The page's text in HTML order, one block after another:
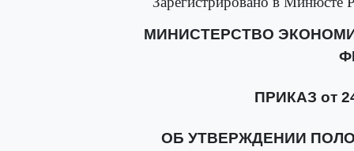
МИНИСТЕРСТВО
ПРИКАЗ от
ОБ УТВЕРЖДЕНИИ